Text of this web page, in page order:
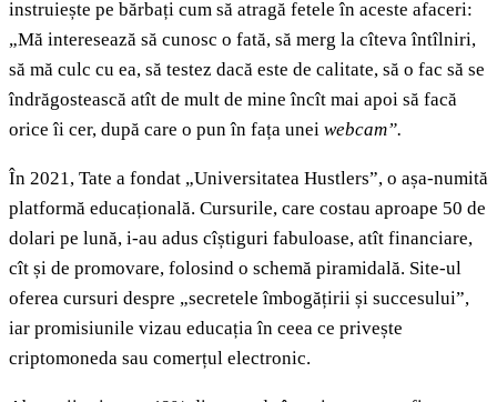
instruiește pe bărbați cum să atragă fetele în aceste afaceri:
„Mă interesează să cunosc o fată, să merg la cîteva întîlniri,
să mă culc cu ea, să testez dacă este de calitate, să o fac să se
îndrăgostească atît de mult de mine încît mai apoi să facă
orice îi cer, după care o pun în fața unei webcam”.
În 2021, Tate a fondat „Universitatea Hustlers”, o așa-numită
platformă educațională. Cursurile, care costau aproape 50 de
dolari pe lună, i-au adus cîștiguri fabuloase, atît financiare,
cît și de promovare, folosind o schemă piramidală. Site-ul
oferea cursuri despre „secretele îmbogățirii și succesului”,
iar promisiunile vizau educația în ceea ce privește
criptomoneda sau comerțul electronic.